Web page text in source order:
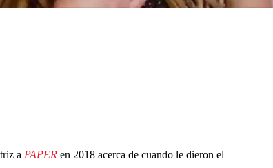
a PAPER en 2018 acerca de cuando le dieron el